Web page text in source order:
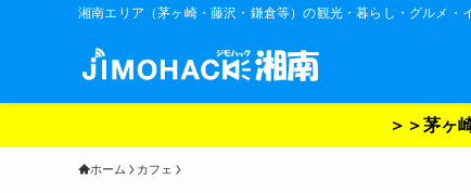
湘南エリア（茅ヶ崎・藤沢・鎌倉等）の観光・暮らし・グルメ・
＞＞茅ヶ
ホーム カフェ